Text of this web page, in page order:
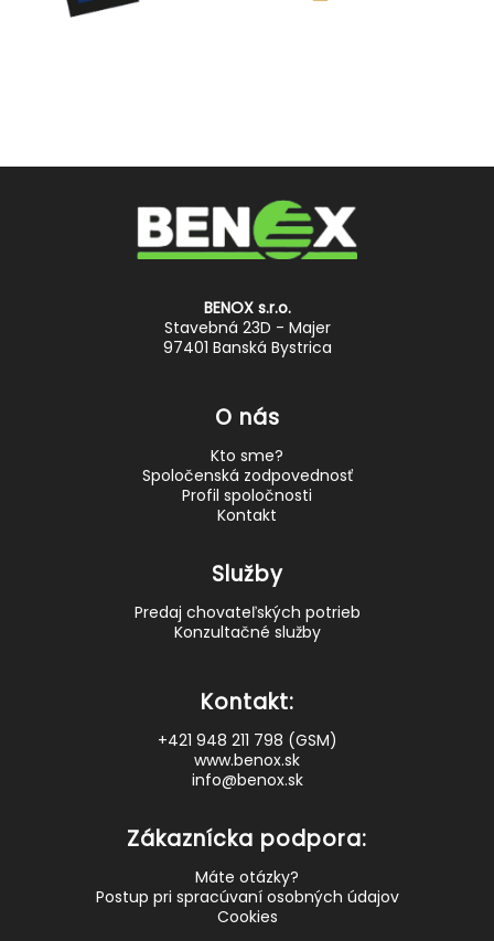
BENOX s.r.o.
Stavebná 23D - Majer
97401 Banská Bystrica
O nás
Kto sme?
Spoločenská zodpovednosť
Profil spoločnosti
Kontakt
Služby
Predaj chovateľských potrieb
Konzultačné služby
Kontakt:
+421 948 211 798 (GSM)
www.benox.sk
info@benox.sk
Zákaznícka podpora:
Máte otázky?
Postup pri spracúvaní osobných údajov
Cookies